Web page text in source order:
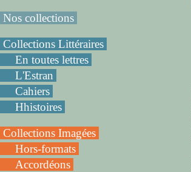
Nos collections
Collections Littéraires
En toutes lettres
L'Estran
Cahiers
Hhistoires
Collections Imagées
Hors-formats
Accordéons